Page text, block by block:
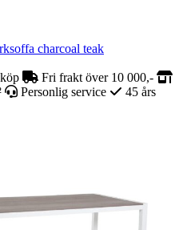
charcoal teak
Fri frakt över 10 000,-
Personlig service
45 års